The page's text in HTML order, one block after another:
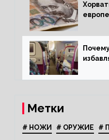
Метки
# НОЖИ # ОРУЖИЕ #